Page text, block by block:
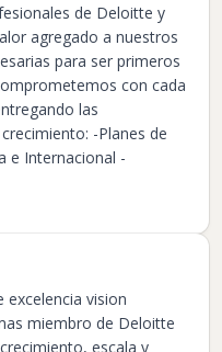
de Deloitte y
agregado a nuestros
para ser primeros
con cada
las
-Planes de
e Internacional -
excelencia vision
miembro de Deloitte
escala y